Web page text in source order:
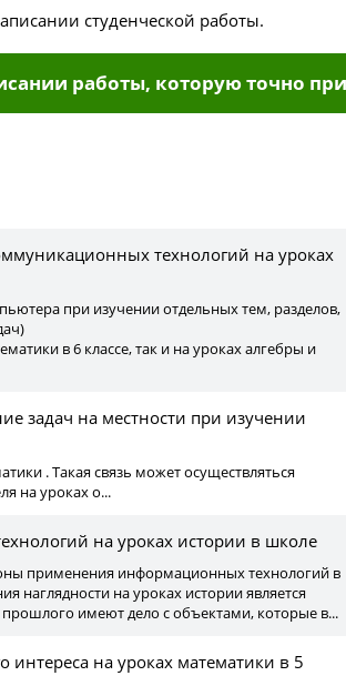
студенческой работы.
работы, которую точно
технологий на уроках
при изучении отдельных тем, разделов,
в 6 классе, так и на уроках алгебры и
задач на местности при изучении
. Такая связь может осуществляться
на уроках о...
на уроках истории в школе
применения информационных технологий в
наглядности на уроках истории является
имеют дело с объектами, которые в...
интереса на уроках математики в 5